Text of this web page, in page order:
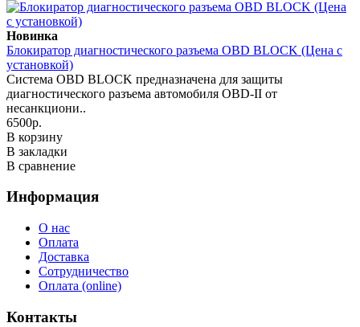
Новинка
Блокиратор диагностического разъема OBD BLOCK (Цена с
установкой)
Система OBD BLOCK предназначена для защиты
диагностического разъема автомобиля OBD-II от
несанкциони..
6500р.
В корзину
В закладки
В сравнение
Информация
О нас
Оплата
Доставка
Сотрудничество
Оплата (online)
Контакты